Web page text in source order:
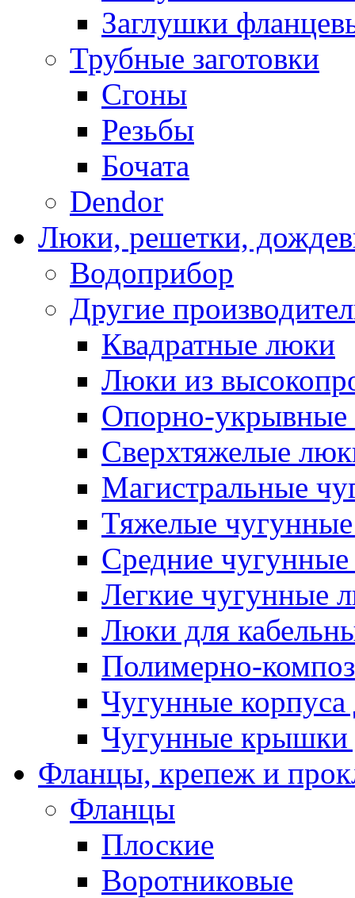
Заглушки
Трубные заготовки
Cгоны
Резьбы
Бочата
Dendor
Люки, решетки,
Водоприбор
Другие
Квадратные люки
Люки из
Опорно-укрывные
Сверхтяжелые
Магистральные
Тяжелые
Средние
Легкие чугунные
Люки для
Полимерно-
Чугунные
Чугунные крышки
Фланцы, крепеж и
Фланцы
Плоские
Воротниковые